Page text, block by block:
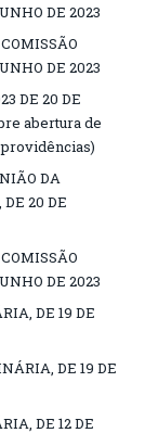
DE 2023
DE 2023
DE 20 DE
abertura de
DA
20 DE
DE 2023
DE 19 DE
DE 19 DE
DE 12 DE